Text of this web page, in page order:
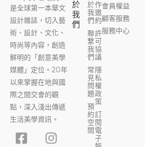
是全球第一本華文
設計雜誌，切入藝
術、設計、文化、
時尚等內容，創造
鮮明的「創意美學
媒體」定位。20年
以來掌握在地與國
際之間交會的觀
點，深入淺出傳遞
生活美學資訊。
F
I
Y
T
於
我
們
於
我
們
聯
繫
我
們
常
見
問
題
預
約
空
間
作
邀
約
許
可
協
議
隱
私
權
政
策
訂
閱
電
子
會員權益
顧客服務
服務中心